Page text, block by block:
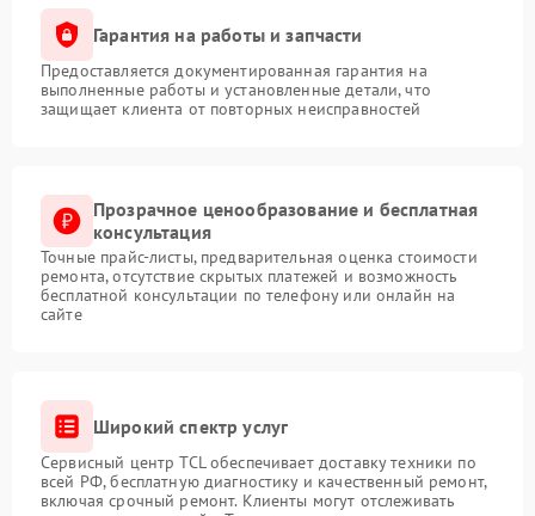
Гарантия на работы и запчасти
Предоставляется документированная гарантия на
выполненные работы и установленные детали, что
защищает клиента от повторных неисправностей
Прозрачное ценообразование и бесплатная
консультация
Точные прайс-листы, предварительная оценка стоимости
ремонта, отсутствие скрытых платежей и возможность
бесплатной консультации по телефону или онлайн на
сайте
Широкий спектр услуг
Сервисный центр TCL обеспечивает доставку техники по
всей РФ, бесплатную диагностику и качественный ремонт,
включая срочный ремонт. Клиенты могут отслеживать